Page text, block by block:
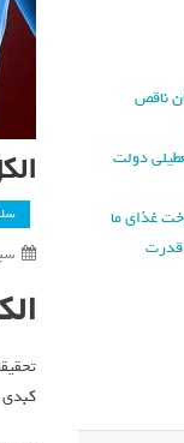
کبدی در
ناقص
دولت
غذای ما
قدرت